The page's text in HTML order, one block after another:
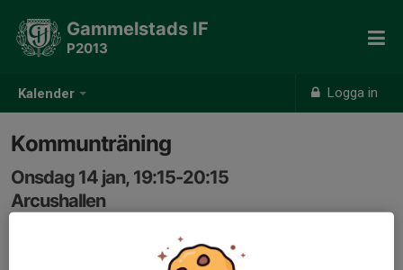
Kalender Logga in
Gammelstads IF
P2013
Kommunträning
Onsdag 14 jan, 19:15-20:15
Arcushallen